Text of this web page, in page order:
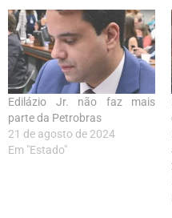
Edilázio Jr. não faz mais
parte da Petrobras
21 de agosto de 2024
Em "Estado"